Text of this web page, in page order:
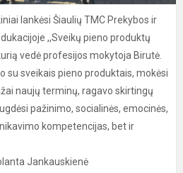
lankėsi Šiaulių TMC Prekybos ir
,,Sveikų pieno produktų
vedė profesijos mokytoja Birutė.
su sveikais pieno produktais, mokėsi
naujų terminų, ragavo skirtingų
pažinimo, socialinės, emocinės,
kompetencijas, bet ir
Jankauskienė